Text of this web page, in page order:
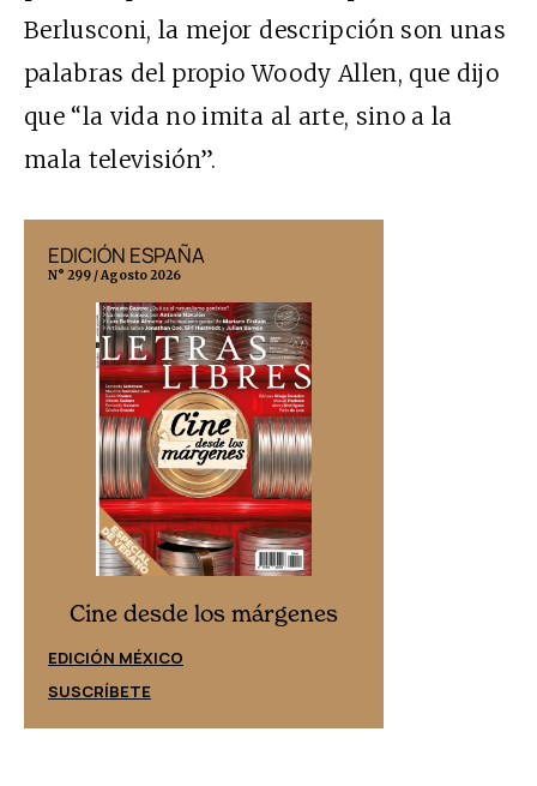
Berlusconi, la mejor descripción son unas
palabras del propio Woody Allen, que dijo
que “la vida no imita al arte, sino a la
mala televisión”.
EDICIÓN ESPAÑA
N° 299 / Agosto 2026
Cine desde los márgenes
EDICIÓN MÉXICO
SUSCRÍBETE